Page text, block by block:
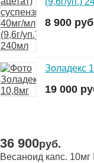
8 900
Золадекс
19 000
36 900руб.
Весаноид капс.